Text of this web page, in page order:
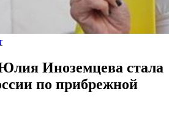
Иноземцева стала
по прибрежной